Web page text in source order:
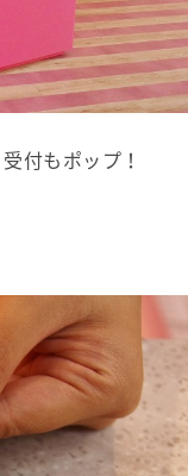
付もポップ！